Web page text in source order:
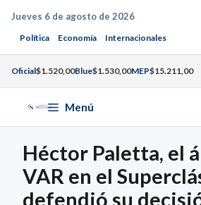
Saltar
contenido
Jueves 6 de agosto de 2026
Política Economía Internacionales
Oficial$1.520,00Blue$1.530,00MEP$15.211,00
Menú
Héctor Paletta, el
VAR en el
defendió su